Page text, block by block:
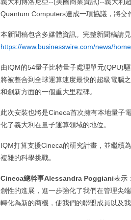
Quantum Computers達成一項協議，將交
本新聞稿包含多媒體資訊。完整新聞稿請
https://www.businesswire.com/news/
由IQM的54量子比特量子處理單元(QPU)
將被整合到全球運算速度最快的超級電腦
和創新方面的一個重大里程碑。
此次安裝也將是Cineca首次擁有本地量子
化了義大利在量子運算領域的地位。
IQM打算支援Cineca的研究計畫，並繼續
複雜的科學挑戰。
Cineca總幹事Alessandra Poggiani表示
創性的進展，進一步強化了我們在管理尖
轉化為新的商機，使我們的聯盟成員以及